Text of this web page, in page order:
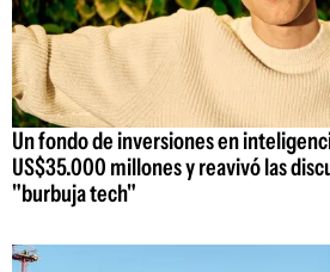
Un fondo de inversiones en
US$35.000 millones y reavivó las
"burbuja tech"